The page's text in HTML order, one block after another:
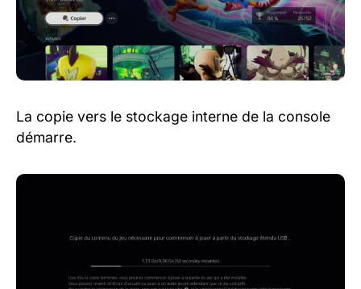
La copie vers le stockage interne de la console
démarre.